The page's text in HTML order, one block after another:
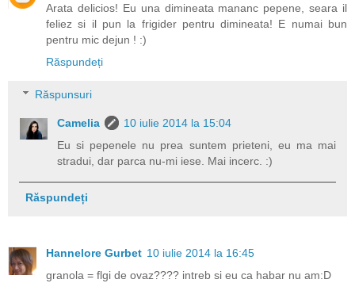
Arata delicios! Eu una dimineata mananc pepene, seara il
feliez si il pun la frigider pentru dimineata! E numai bun
pentru mic dejun ! :)
Răspundeți
Răspunsuri
Camelia
10 iulie 2014 la 15:04
Eu si pepenele nu prea suntem prieteni, eu ma mai
stradui, dar parca nu-mi iese. Mai incerc. :)
Răspundeți
Hannelore Gurbet 10 iulie 2014 la 16:45
granola = flgi de ovaz???? intreb si eu ca habar nu am:D